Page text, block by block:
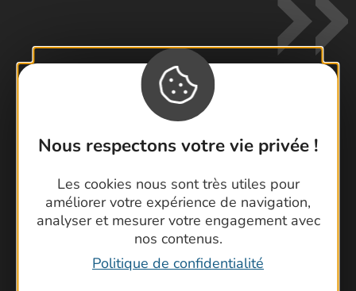
Nous respectons votre vie privée !
Les cookies nous sont très utiles pour
améliorer votre expérience de navigation,
analyser et mesurer votre engagement avec
nos contenus.
Politique de confidentialité
Foire aux questions
Brochures
Cartoguides et Topoguides
Latitude Gard